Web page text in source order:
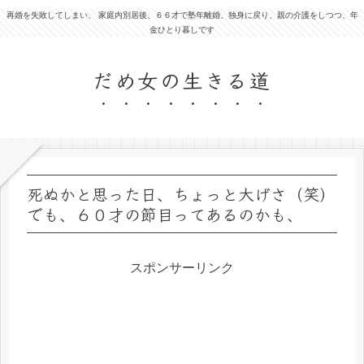
再婚を失敗してしまい、 家庭内別居後、６６才で塾年離婚、独身に戻り、親の介護をしつつ、年
金ひとり暮しです
だめ女の生きる道
死ぬかと思った日、ちょっと大げさ（笑）
でも、６０才の節目ってあるのかも、
スポンサーリンク